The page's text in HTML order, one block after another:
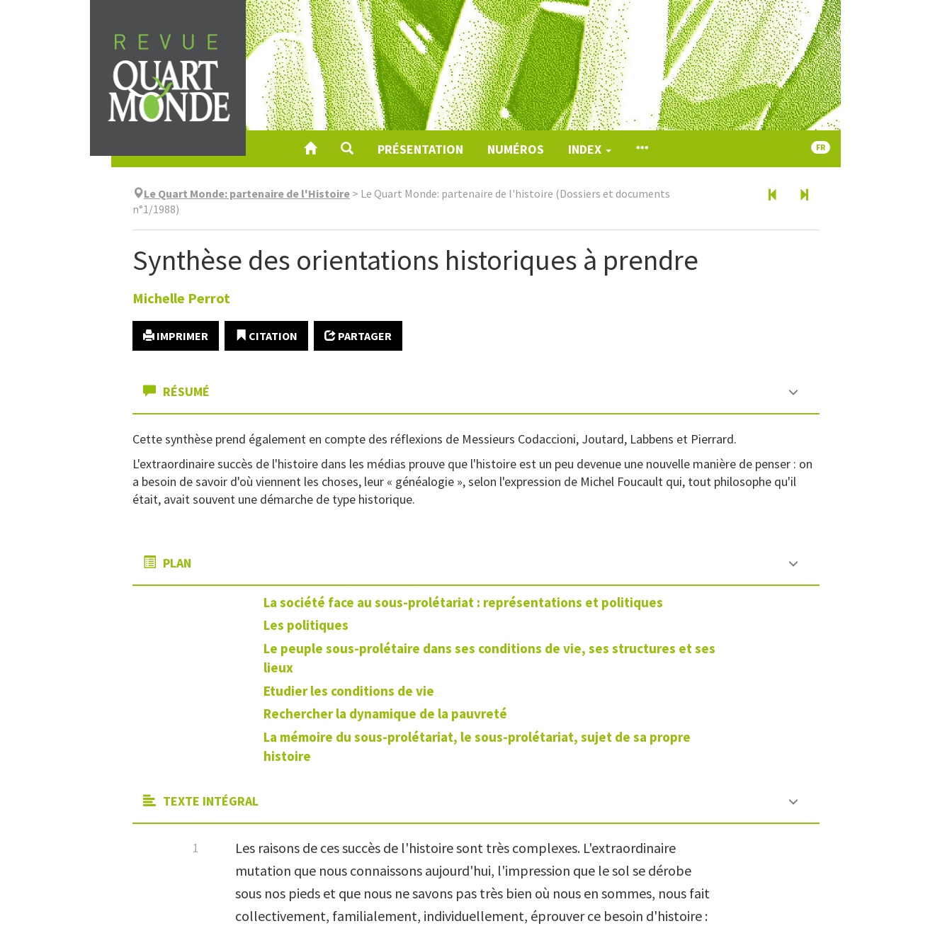
au
contenu
PRÉSENTATION NUMÉROS INDEX FR
Le Quart Monde: partenaire de l'Histoire > Le Quart Monde: partenaire de l'histoire (Dossiers et documents
n°1/1988)
Synthèse des orientations historiques à prendre
Michelle Perrot
IMPRIMER CITATION PARTAGER
RÉSUMÉ
Cette synthèse prend également en compte des réflexions de Messieurs Codaccioni, Joutard, Labbens et Pierrard.
L'extraordinaire succès de l'histoire dans les médias prouve que l'histoire est un peu devenue une nouvelle manière de penser : on
a besoin de savoir d'où viennent les choses, leur « généalogie », selon l'expression de Michel Foucault qui, tout philosophe qu'il
était, avait souvent une démarche de type historique.
PLAN
La société face au sous-prolétariat : représentations et politiques
Les politiques
Le peuple sous-prolétaire dans ses conditions de vie, ses structures et ses
lieux
Etudier les conditions de vie
Rechercher la dynamique de la pauvreté
La mémoire du sous-prolétariat, le sous-prolétariat, sujet de sa propre
histoire
TEXTE INTÉGRAL
Les raisons de ces succès de l'histoire sont très complexes. L'extraordinaire
mutation que nous connaissons aujourd'hui, l'impression que le sol se dérobe
sous nos pieds et que nous ne savons pas très bien où nous en sommes, nous fait
collectivement, familialement, individuellement, éprouver ce besoin d'histoire :